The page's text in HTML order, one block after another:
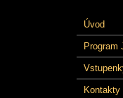
Úvod
Program
Kontakty